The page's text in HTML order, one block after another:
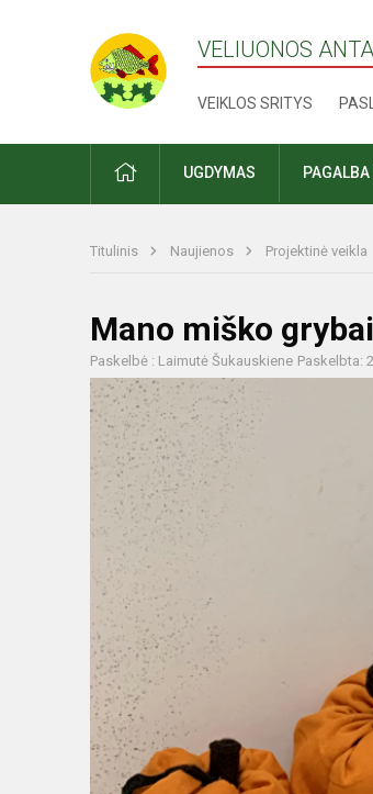
VELIUONOS
VEIKLOS SRITYS
PRADŽIAUGDYMAS
Titulinis Naujienos Projektinė veikla
Mano miško grybai
Paskelbė : Laimutė Šukauskiene Paskelbta: